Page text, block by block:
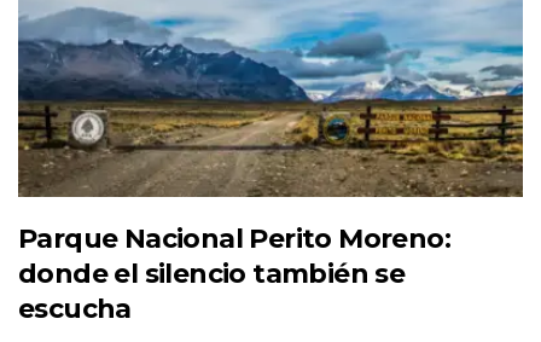
Parque Nacional Perito Moreno:
donde el silencio también se
escucha